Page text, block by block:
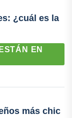
¿cuál es la
EN
más chic